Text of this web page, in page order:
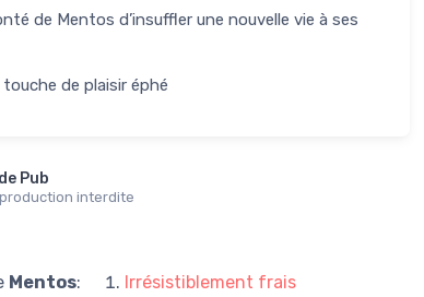
de Mentos d’insuffler une nouvelle vie à ses
de plaisir éphé
Pub
interdite
Mentos:
Irrésistiblement frais